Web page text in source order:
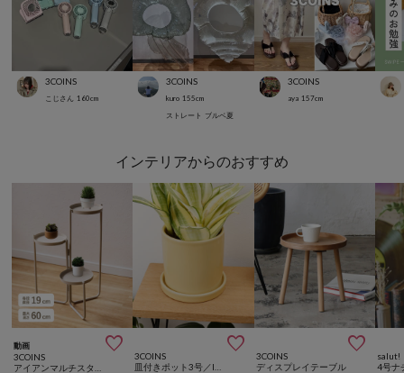
3COINS
こじさん 160cm
3COINS
kuro 155cm
ストレート ブルベ夏
3COINS
aya 157cm
インテリアからのおすすめ
動画 
3COINS

3COINS

3COINS
ディスプレイテーブル
salut!